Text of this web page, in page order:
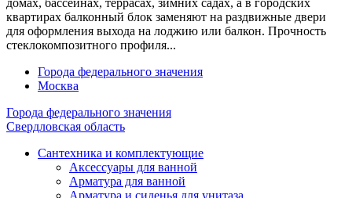
квартирах балконный блок заменяют на раздвижные двери
для оформления выхода на лоджию или балкон. Прочность
стеклокомпозитного профиля...
Города федерального значения
Москва
Города федерального значения
Свердловская область
Сантехника и комплектующие
Аксессуары для ванной
Арматура для ванной
Арматура и сиденья для унитаза